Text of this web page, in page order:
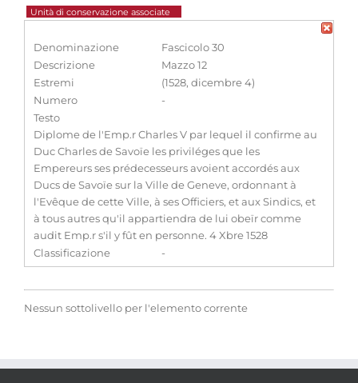
Unità di conservazione associate
Denominazione
Fascicolo 30
Descrizione
Mazzo 12
Estremi
(1528, dicembre 4)
Numero
-
Testo
Diplome de l'Emp.r Charles V par lequel il confirme au
Duc Charles de Savoïe les priviléges que les
Empereurs ses prédecesseurs avoient accordés aux
Ducs de Savoïe sur la Ville de Geneve, ordonnant à
l'Evêque de cette Ville, à ses Officiers, et aux Sindics, et
à tous autres qu'il appartiendra de lui obeïr comme
audit Emp.r s'il y fût en personne. 4 Xbre 1528
Classificazione
-
Nessun sottolivello per l'elemento corrente